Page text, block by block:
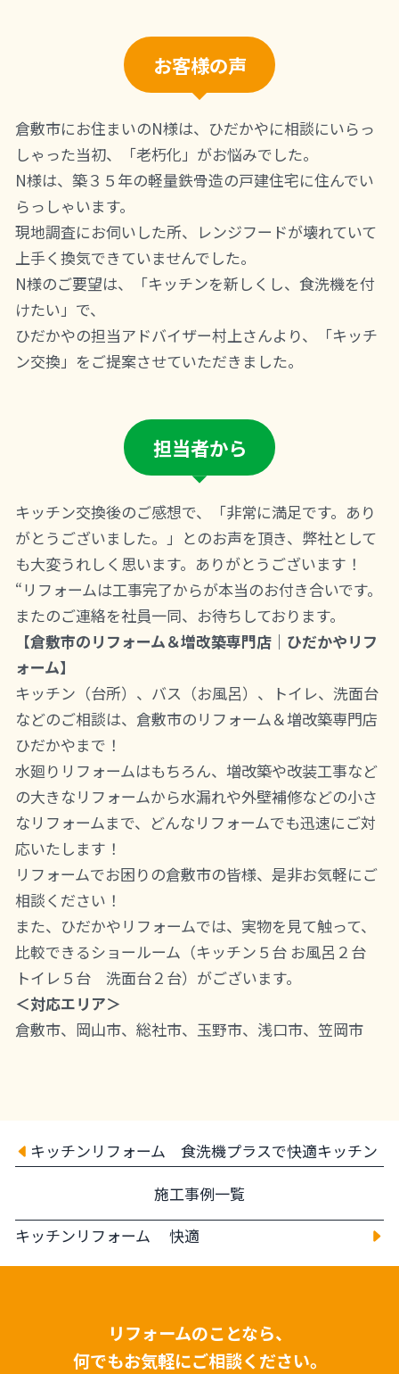
お客様の声
倉敷市にお住まいのN様は、ひだかやに相談にいらっ
しゃった当初、「老朽化」がお悩みでした。
N様は、築３５年の軽量鉄骨造の戸建住宅に住んでい
らっしゃいます。
現地調査にお伺いした所、レンジフードが壊れていて
上手く換気できていませんでした。
N様のご要望は、「キッチンを新しくし、食洗機を付
けたい」で、
ひだかやの担当アドバイザー村上さんより、「キッチ
ン交換」をご提案させていただきました。
担当者から
キッチン交換後のご感想で、「非常に満足です。あり
がとうございました。」とのお声を頂き、弊社として
も大変うれしく思います。ありがとうございます！
“リフォームは工事完了からが本当のお付き合いです。
またのご連絡を社員一同、お待ちしております。
【倉敷市のリフォーム＆増改築専門店｜ひだかやリフ
ォーム】
キッチン（台所）、バス（お風呂）、トイレ、洗面台
などのご相談は、倉敷市のリフォーム＆増改築専門店
ひだかやまで！
水廻りリフォームはもちろん、増改築や改装工事など
の大きなリフォームから水漏れや外壁補修などの小さ
なリフォームまで、どんなリフォームでも迅速にご対
応いたします！
リフォームでお困りの倉敷市の皆様、是非お気軽にご
相談ください！
また、ひだかやリフォームでは、実物を見て触って、
比較できるショールーム（キッチン５台 お風呂２台
トイレ５台 洗面台２台）がございます。
＜対応エリア＞
倉敷市、岡山市、総社市、玉野市、浅口市、笠岡市
キッチンリフォーム 食洗機プラスで快適キッチン
施工事例一覧
キッチンリフォーム 快適
リフォームのことなら、
何でもお気軽にご相談ください。